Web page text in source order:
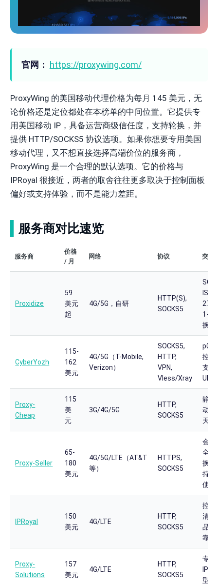
官网： https://proxywing.com/
ProxyWing 的美国移动代理价格为每月 145 美元，无
论价格还是定位都处在本榜单的中间位置。它提供专
用美国移动 IP，具备运营商级信任度，支持轮换，并
提供 HTTP/SOCKS5 协议选项。如果你想要专用美国
移动代理，又不想直接选择高端价位的服务商，
ProxyWing 是一个合理的默认选项。它的价格与
IPRoyal 很接近，两者的取舍往往更多取决于控制面板
偏好或支持体验，而不是能力差距。
服务商对比速览
服务商
价格
/ 月
网络 协议 突出
Proxidize
59
美元
起
4G/5G，自研
HTTP(S),
SOCKS5
SOC
ISO
1-3
换
CyberYozh
115-
162
美元
4G/5G（T-Mobile,
Verizon）
SOCKS5,
HTTP,
VPN,
Vless/Xray
p0f
控制
支持
UDP
Proxy-
Cheap
115
美
元
3G/4G/5G
HTTP,
SOCKS5
静态
动
天试
Proxy-Seller
65-
180
美元
4G/5G/LTE（AT&T
等）
HTTPS,
SOCKS5
会话
全轮
换，
持团
使用
IPRoyal
150
美元
4G/LTE
HTTP,
SOCKS5
控制
清爽
品牌
靠
Proxy-
Solutions
157
美元
4G/LTE
HTTP,
SOCKS5
专用
IP
型服